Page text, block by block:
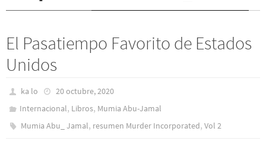
El Pasatiempo Favorito de Estados
Unidos
ka lo
20 octubre, 2020
Internacional, Libros, Mumia Abu-Jamal
Mumia Abu_ Jamal, resumen Murder Incorporated,Vol 2